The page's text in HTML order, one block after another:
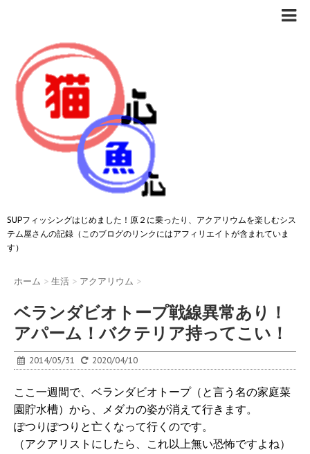
SUPフィッシングはじめました！原２に乗ったり、アクアリウムを楽しむシス
テム屋さんの記録（このブログのリンクにはアフィリエイトが含まれていま
す）
ホーム > 生活 > アクアリウム >
ベランダビオトープ戦線異常あり！
アパーム！バクテリア持ってこい！
2014/05/31 2020/04/10
ここ一週間で、ベランダビオトープ（と言う名の家庭菜
園貯水槽）から、メダカの姿が消えて行きます。
ぽつりぽつりと亡くなって行くのです。
（アクアリストにしたら、これ以上無い恐怖ですよね）